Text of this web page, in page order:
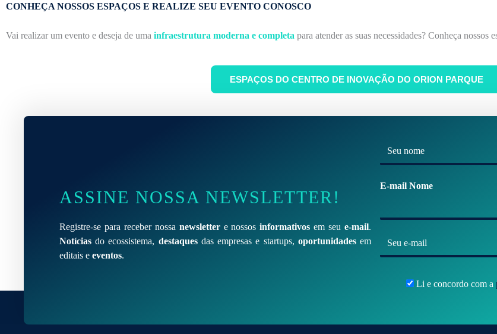
CONHEÇA NOSSOS ESPAÇOS E REALIZE SEU EVENTO CONOSCO
Vai realizar um evento e deseja de uma infraestrutura moderna e completa para atender as suas necessidades? Conheça
ESPAÇOS DO CENTRO DE INOVAÇÃO DO ORION PARQUE
ASSINE NOSSA NEWSLETTER!
Registre-se para receber nossa newslettere nossosinformativos em seue-mail.
Notícias do ecossistema, destaquesdas empresas e startups, oportunidadesem
editais e eventos.
o
m
*
E-mail Nome
-
l
Li e concordo com a